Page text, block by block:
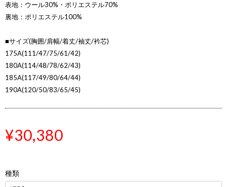
表地：ウール30%・ポリエステル70%
裏地：ポリエステル100%
■サイズ(胸囲/肩幅/着丈/袖丈/衿芯)
175A(111/47/75/61/42)
180A(114/48/78/62/43)
185A(117/49/80/64/44)
190A(120/50/83/65/45)
¥30,380
種類